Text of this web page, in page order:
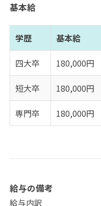
基本給
学歴 基本給
四大卒 180,000円
短大卒 180,000円
専門卒 180,000円
給与の備考
給与内訳